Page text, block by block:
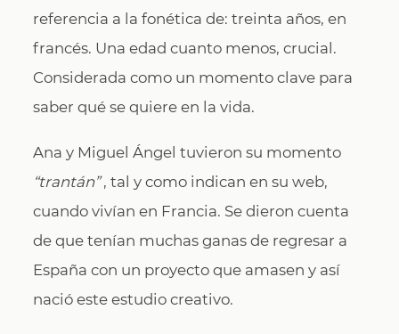
referencia a la fonética de: treinta años, en
francés. Una edad cuanto menos, crucial.
Considerada como un momento clave para
saber qué se quiere en la vida.
Ana y Miguel Ángel tuvieron su momento
“trantán”, tal y como indican en su web,
cuando vivían en Francia. Se dieron cuenta
de que tenían muchas ganas de regresar a
España con un proyecto que amasen y así
nació este estudio creativo.